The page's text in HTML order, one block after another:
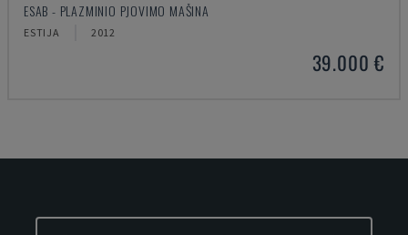
ESAB - PLAZMINIO PJOVIMO MAŠINA
ESTIJA 2012
39.000 €